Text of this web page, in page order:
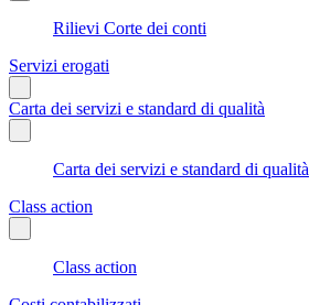
Rilievi Corte dei conti
Servizi erogati
Carta dei servizi e standard di qualità
Carta dei servizi e standard di qualità
Class action
Class action